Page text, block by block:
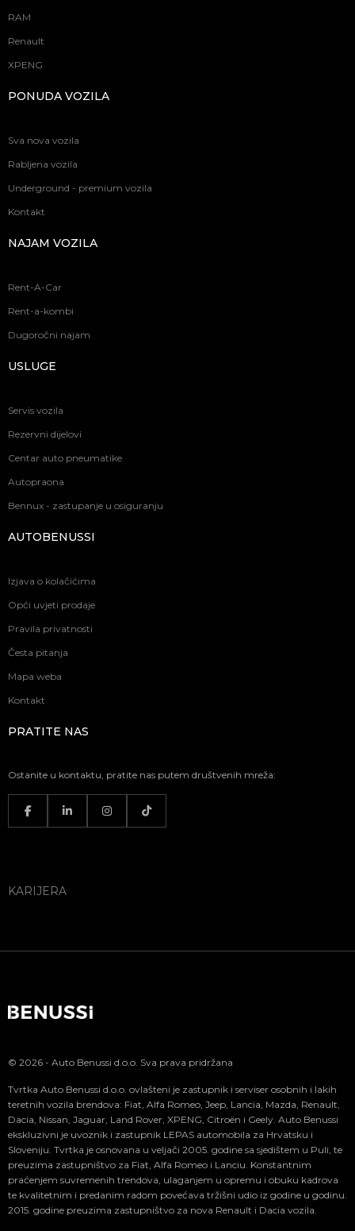
RAM
Renault
XPENG
PONUDA VOZILA
Sva nova vozila
Rabljena vozila
Underground - premium vozila
Kontakt
NAJAM VOZILA
Rent-A-Car
Rent-a-kombi
Dugoročni najam
USLUGE
Servis vozila
Rezervni dijelovi
Centar auto pneumatike
Autopraona
Bennux - zastupanje u osiguranju
AUTOBENUSSI
Izjava o kolačićima
Opći uvjeti prodaje
Pravila privatnosti
Česta pitanja
Mapa weba
Kontakt
PRATITE NAS
Ostanite u kontaktu, pratite nas putem društvenih mreža:
KARIJERA
© 2026 - Auto Benussi d.o.o. Sva prava pridržana
Tvrtka Auto Benussi d.o.o. ovlašteni je zastupnik i serviser osobnih i lakih
teretnih vozila brendova: Fiat, Alfa Romeo, Jeep, Lancia, Mazda, Renault,
Dacia, Nissan, Jaguar, Land Rover, XPENG, Citroën i Geely. Auto Benussi
ekskluzivni je uvoznik i zastupnik LEPAS automobila za Hrvatsku i
Sloveniju. Tvrtka je osnovana u veljači 2005. godine sa sjedištem u Puli, te
preuzima zastupništvo za Fiat, Alfa Romeo i Lanciu. Konstantnim
praćenjem suvremenih trendova, ulaganjem u opremu i obuku kadrova
te kvalitetnim i predanim radom povećava tržišni udio iz godine u godinu.
2015. godine preuzima zastupništvo za nova Renault i Dacia vozila.